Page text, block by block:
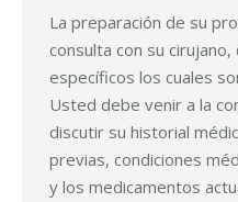
La preparación de su
consulta con su
específicos los cuales
Usted debe venir a la
discutir su historial
previas, condiciones
y los medicamentos